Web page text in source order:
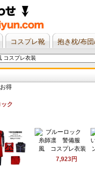
コスプレ靴 抱き枕/布
ク
7,923円